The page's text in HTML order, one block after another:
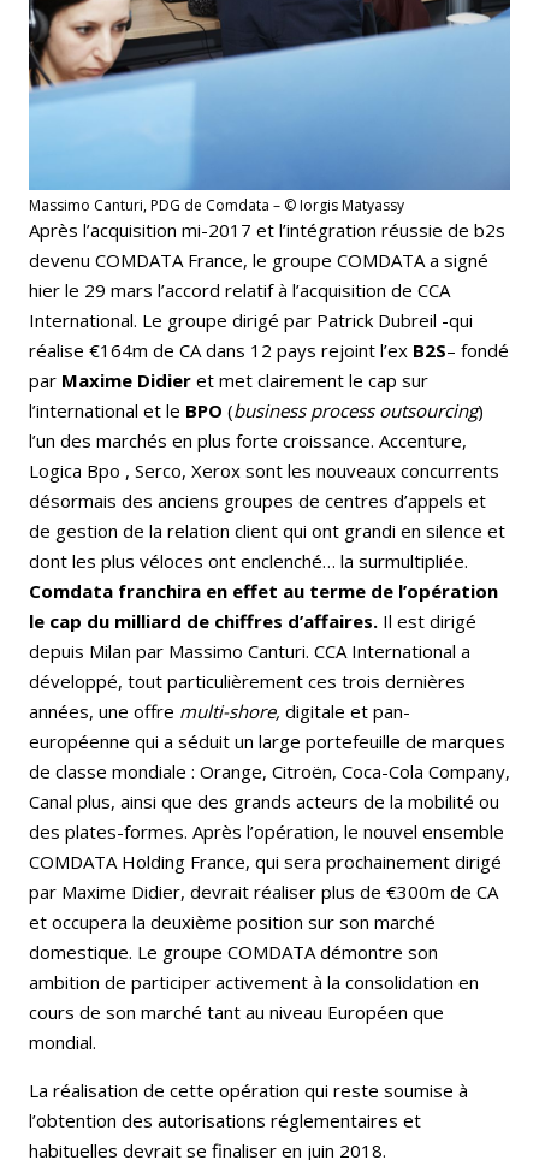
Massimo Canturi, PDG de Comdata – © Iorgis Matyassy
Après l’acquisition mi-2017 et l’intégration réussie de b2s
devenu COMDATA France, le groupe COMDATA a signé
hier le 29 mars l’accord relatif à l’acquisition de CCA
International. Le groupe dirigé par Patrick Dubreil -qui
réalise €164m de CA dans 12 pays rejoint l’ex B2S– fondé
par Maxime Didier et met clairement le cap sur
l’international et le BPO (business process outsourcing)
l’un des marchés en plus forte croissance. Accenture,
Logica Bpo , Serco, Xerox sont les nouveaux concurrents
désormais des anciens groupes de centres d’appels et
de gestion de la relation client qui ont grandi en silence et
dont les plus véloces ont enclenché… la surmultipliée.
Comdata franchira en effet au terme de l’opération
le cap du milliard de chiffres d’affaires. Il est dirigé
depuis Milan par Massimo Canturi. CCA International a
développé, tout particulièrement ces trois dernières
années, une offre multi-shore, digitale et pan-
européenne qui a séduit un large portefeuille de marques
de classe mondiale : Orange, Citroën, Coca-Cola Company,
Canal plus, ainsi que des grands acteurs de la mobilité ou
des plates-formes. Après l’opération, le nouvel ensemble
COMDATA Holding France, qui sera prochainement dirigé
par Maxime Didier, devrait réaliser plus de €300m de CA
et occupera la deuxième position sur son marché
domestique. Le groupe COMDATA démontre son
ambition de participer activement à la consolidation en
cours de son marché tant au niveau Européen que
mondial.
La réalisation de cette opération qui reste soumise à
l’obtention des autorisations réglementaires et
habituelles devrait se finaliser en juin 2018.